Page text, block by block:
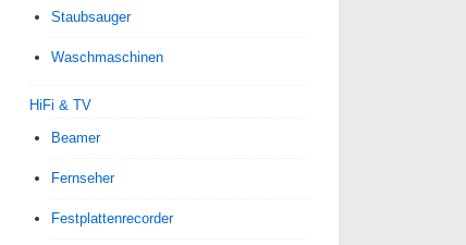
Staubsauger
Waschmaschinen
HiFi & TV
Beamer
Fernseher
Festplattenrecorder